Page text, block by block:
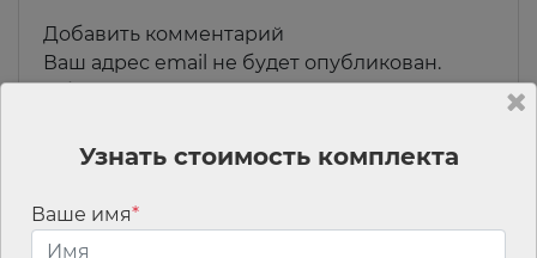
Добавить комментарий
Ваш адрес email не будет опубликован.
Обязательные поля помечены*
Узнать стоимость комплекта
Ваше имя*